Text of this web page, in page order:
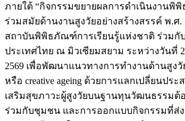
ภายใต้ “กิจกรรมขยายผลการดำเนินงานพิ
ร่วมสมัยด้านงานสูงวัยอย่างสร้างสรรค์ พ.ศ.
สถาบันพิพิธภัณฑ์การเรียนรู้แห่งชาติ ร่วมกั
ประเทศไทย ณ มิวเซียมสยาม ระหว่างวันที่
2569 เพื่อพัฒนาแนวทางการทำงานด้านสูงวั
หรือ creative ageing ด้วยการแลกเปลี่ยนปร
เสริมสุขภาวะผู้สูงวัยบนฐานทุนวัฒนธรรมต้
ร่วมกับชุมชน และการออกแบบกิจกรรมที่ส่